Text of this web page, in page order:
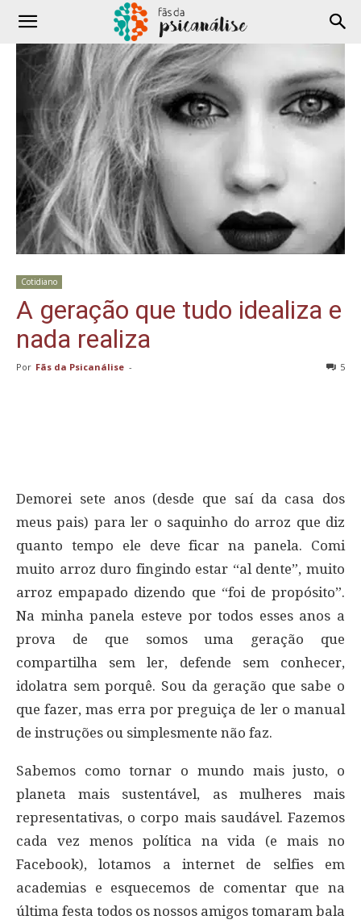
Cotidiano
A geração que tudo idealiza e
nada realiza
Por Fãs da Psicanálise - 5
Demorei sete anos (desde que saí da casa dos
meus pais) para ler o saquinho do arroz que diz
quanto tempo ele deve ficar na panela. Comi
muito arroz duro fingindo estar “al dente”, muito
arroz empapado dizendo que “foi de propósito”.
Na minha panela esteve por todos esses anos a
prova de que somos uma geração que
compartilha sem ler, defende sem conhecer,
idolatra sem porquê. Sou da geração que sabe o
que fazer, mas erra por preguiça de ler o manual
de instruções ou simplesmente não faz.
Sabemos como tornar o mundo mais justo, o
planeta mais sustentável, as mulheres mais
representativas, o corpo mais saudável. Fazemos
cada vez menos política na vida (e mais no
Facebook), lotamos a internet de selfies em
academias e esquecemos de comentar que na
última festa todos os nossos amigos tomaram bala